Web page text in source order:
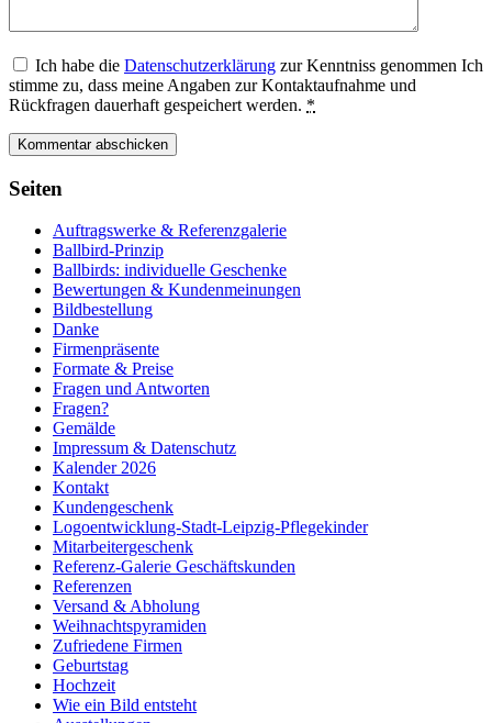
Ich habe die Datenschutzerklärung zur Kenntniss genommen Ich
stimme zu, dass meine Angaben zur Kontaktaufnahme und
Rückfragen dauerhaft gespeichert werden. *
Seiten
Auftragswerke & Referenzgalerie
Ballbird-Prinzip
Ballbirds: individuelle Geschenke
Bewertungen & Kundenmeinungen
Bildbestellung
Danke
Firmenpräsente
Formate & Preise
Fragen und Antworten
Fragen?
Gemälde
Impressum & Datenschutz
Kalender 2026
Kontakt
Kundengeschenk
Logoentwicklung-Stadt-Leipzig-Pflegekinder
Mitarbeitergeschenk
Referenz-Galerie Geschäftskunden
Referenzen
Versand & Abholung
Weihnachtspyramiden
Zufriedene Firmen
Geburtstag
Hochzeit
Wie ein Bild entsteht